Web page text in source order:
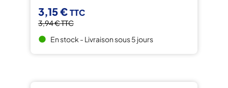
3,15 €TTC
3,94 €TTC
brightness_1 En stock - Livraison sous 5 jours